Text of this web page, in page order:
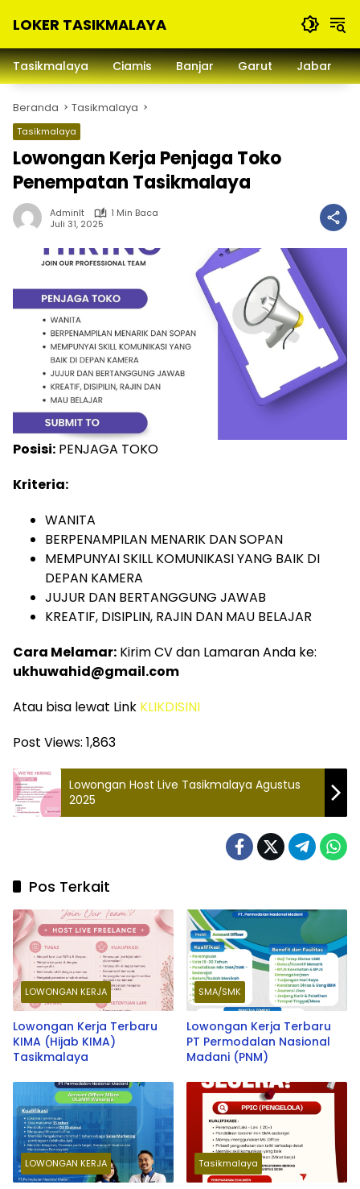
LOKER TASIKMALAYA
Lowongan
Kerja
dan
Sekitarna
Tasikmalaya Ciamis Banjar Garut Jabar
Beranda Tasikmalaya
Tasikmalaya
Lowongan Kerja Penjaga Toko
Penempatan Tasikmalaya
Adminlt
1 Min Baca
Juli 31, 2025
Posisi: PENJAGA TOKO
Kriteria:
WANITA
BERPENAMPILAN MENARIK DAN SOPAN
MEMPUNYAI SKILL KOMUNIKASI YANG BAIK DI
DEPAN KAMERA
JUJUR DAN BERTANGGUNG JAWAB
KREATIF, DISIPLIN, RAJIN DAN MAU BELAJAR
Cara Melamar: Kirim CV dan Lamaran Anda ke:
ukhuwahid@gmail.com
Atau bisa lewat Link KLIKDISINI
Post Views: 1,863
Lowongan Host Live Tasikmalaya Agustus
2025
Pos Terkait
LOWONGAN KERJA
Lowongan Kerja Terbaru
KIMA (Hijab KIMA)
Tasikmalaya
SMA/SMK
Lowongan Kerja Terbaru
PT Permodalan Nasional
Madani (PNM)
LOWONGAN KERJA Tasikmalaya